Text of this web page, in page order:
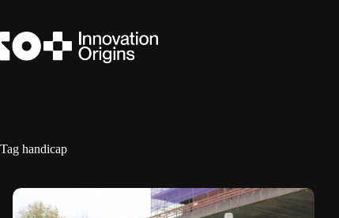
de
inhoud
Tag handicap